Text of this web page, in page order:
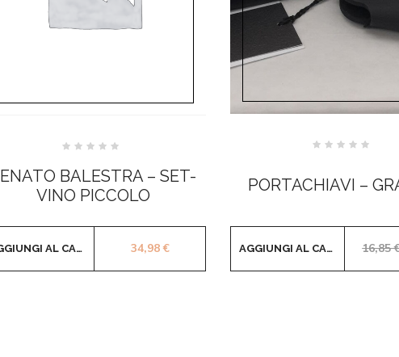
su
5
BALESTRA – SET-
VINO PICCOLO
34,98€
AGGIUNGI AL CARRELLO
5
PORTACHIAVI –
16,85
AGGIUNGI AL CARRELLO